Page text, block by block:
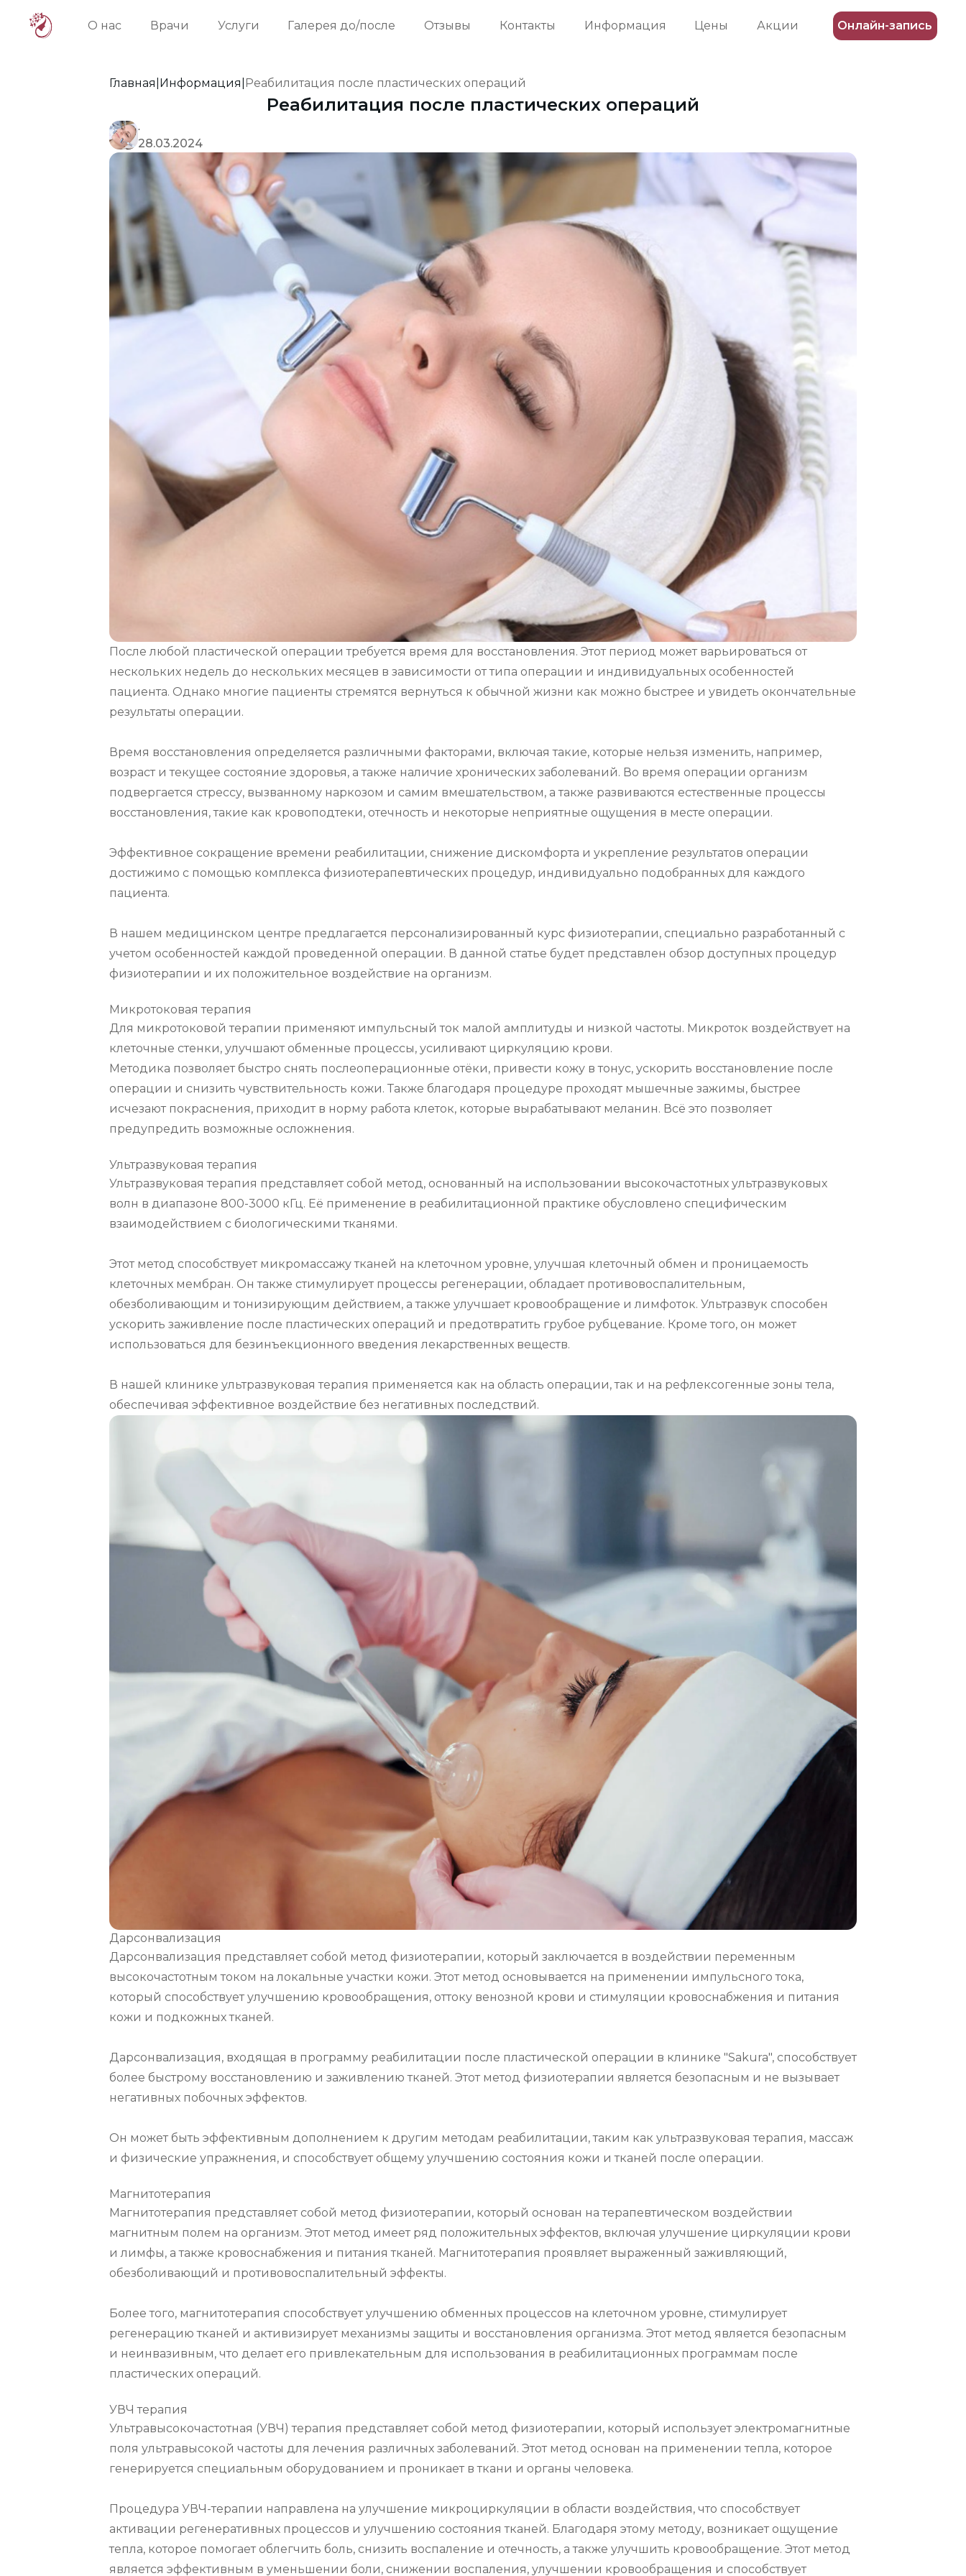
О нас Врачи Услуги Галерея до/после Отзывы Контакты Информация Цены Акции Онлайн-запись
Главная Информация Реабилитация после пластических операций
Реабилитация после пластических операций
.
28.03.2024
После любой пластической операции требуется время для восстановления. Этот период может варьироваться от
нескольких недель до нескольких месяцев в зависимости от типа операции и индивидуальных особенностей
пациента. Однако многие пациенты стремятся вернуться к обычной жизни как можно быстрее и увидеть окончательные
результаты операции.
Время восстановления определяется различными факторами, включая такие, которые нельзя изменить, например,
возраст и текущее состояние здоровья, а также наличие хронических заболеваний. Во время операции организм
подвергается стрессу, вызванному наркозом и самим вмешательством, а также развиваются естественные процессы
восстановления, такие как кровоподтеки, отечность и некоторые неприятные ощущения в месте операции.
Эффективное сокращение времени реабилитации, снижение дискомфорта и укрепление результатов операции
достижимо с помощью комплекса физиотерапевтических процедур, индивидуально подобранных для каждого
пациента.
В нашем медицинском центре предлагается персонализированный курс физиотерапии, специально разработанный с
учетом особенностей каждой проведенной операции. В данной статье будет представлен обзор доступных процедур
физиотерапии и их положительное воздействие на организм.
Микротоковая терапия
Для микротоковой терапии применяют импульсный ток малой амплитуды и низкой частоты. Микроток воздействует на
клеточные стенки, улучшают обменные процессы, усиливают циркуляцию крови.
Методика позволяет быстро снять послеоперационные отёки, привести кожу в тонус, ускорить восстановление после
операции и снизить чувствительность кожи. Также благодаря процедуре проходят мышечные зажимы, быстрее
исчезают покраснения, приходит в норму работа клеток, которые вырабатывают меланин. Всё это позволяет
предупредить возможные осложнения.
Ультразвуковая терапия
Ультразвуковая терапия представляет собой метод, основанный на использовании высокочастотных ультразвуковых
волн в диапазоне 800-3000 кГц. Её применение в реабилитационной практике обусловлено специфическим
взаимодействием с биологическими тканями.
Этот метод способствует микромассажу тканей на клеточном уровне, улучшая клеточный обмен и проницаемость
клеточных мембран. Он также стимулирует процессы регенерации, обладает противовоспалительным,
обезболивающим и тонизирующим действием, а также улучшает кровообращение и лимфоток. Ультразвук способен
ускорить заживление после пластических операций и предотвратить грубое рубцевание. Кроме того, он может
использоваться для безинъекционного введения лекарственных веществ.
В нашей клинике ультразвуковая терапия применяется как на область операции, так и на рефлексогенные зоны тела,
обеспечивая эффективное воздействие без негативных последствий.
Дарсонвализация
Дарсонвализация представляет собой метод физиотерапии, который заключается в воздействии переменным
высокочастотным током на локальные участки кожи. Этот метод основывается на применении импульсного тока,
который способствует улучшению кровообращения, оттоку венозной крови и стимуляции кровоснабжения и питания
кожи и подкожных тканей.
Дарсонвализация, входящая в программу реабилитации после пластической операции в клинике "Sakura", способствует
более быстрому восстановлению и заживлению тканей. Этот метод физиотерапии является безопасным и не вызывает
негативных побочных эффектов.
Он может быть эффективным дополнением к другим методам реабилитации, таким как ультразвуковая терапия, массаж
и физические упражнения, и способствует общему улучшению состояния кожи и тканей после операции.
Магнитотерапия
Магнитотерапия представляет собой метод физиотерапии, который основан на терапевтическом воздействии
магнитным полем на организм. Этот метод имеет ряд положительных эффектов, включая улучшение циркуляции крови
и лимфы, а также кровоснабжения и питания тканей. Магнитотерапия проявляет выраженный заживляющий,
обезболивающий и противовоспалительный эффекты.
Более того, магнитотерапия способствует улучшению обменных процессов на клеточном уровне, стимулирует
регенерацию тканей и активизирует механизмы защиты и восстановления организма. Этот метод является безопасным
и неинвазивным, что делает его привлекательным для использования в реабилитационных программам после
пластических операций.
УВЧ терапия
Ультравысокочастотная (УВЧ) терапия представляет собой метод физиотерапии, который использует электромагнитные
поля ультравысокой частоты для лечения различных заболеваний. Этот метод основан на применении тепла, которое
генерируется специальным оборудованием и проникает в ткани и органы человека.
Процедура УВЧ-терапии направлена на улучшение микроциркуляции в области воздействия, что способствует
активации регенеративных процессов и улучшению состояния тканей. Благодаря этому методу, возникает ощущение
тепла, которое помогает облегчить боль, снизить воспаление и отечность, а также улучшить кровообращение. Этот метод
является эффективным в уменьшении боли, снижении воспаления, улучшении кровообращения и способствует